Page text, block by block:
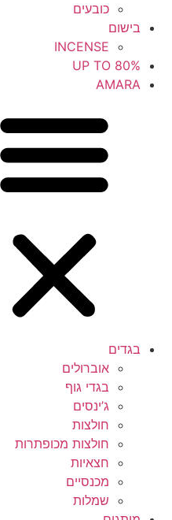
כובעים
בישום
INCENSE
UP TO 80%
AMARA
בגדים
אוברולים
בגדי גוף
ג’ינסים
חולצות
חולצות מכופתרות
חצאיות
מכנסיים
שמלות